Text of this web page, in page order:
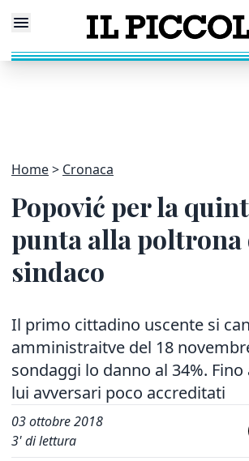
Home Cronaca
Popović per la
punta alla poltrona
sindaco
Il primo cittadino uscente si
amministraitve del 18
sondaggi lo danno al 34%.
lui avversari poco accreditati
03 ottobre 2018
3' di lettura